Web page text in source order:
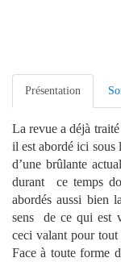
Présentation
La revue a déjà
il est abordé ici sous
d’une brûlante
durant ce temps
abordés aussi bien
sens de ce qui est
ceci valant pour
Face à toute forme